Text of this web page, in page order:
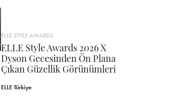
ELLE STYLE AWARDS
ELLE Style Awards 2026 X
Dyson Gecesinden Ön Plana
Çıkan Güzellik Görünümleri
ELLE Türkiye